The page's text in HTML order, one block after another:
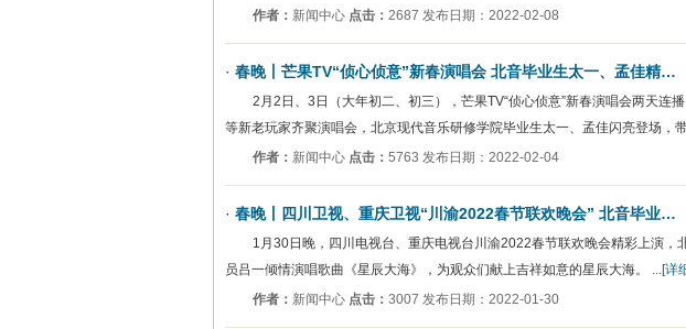
作者： 新闻中心 点击： 2687 发布日期：2022-02-08
· 春晚丨芒果TV“侦心侦意”新春演唱会 北音毕业生太一、孟佳精…
2月2日、3日（大年初二、初三），芒果TV“侦心侦意”新春演唱会两天连
等新老玩家齐聚演唱会，北京现代音乐研修学院毕业生太一、孟佳闪亮登场，
作者： 新闻中心 点击： 5763 发布日期：2022-02-04
· 春晚丨四川卫视、重庆卫视“川渝2022春节联欢晚会” 北音毕业…
1月30日晚，四川电视台、重庆电视台川渝2022春节联欢晚会精彩上演，
员吕一倾情演唱歌曲《星辰大海》，为观众们献上吉祥如意的星辰大海。
...[详
作者： 新闻中心 点击： 3007 发布日期：2022-01-30